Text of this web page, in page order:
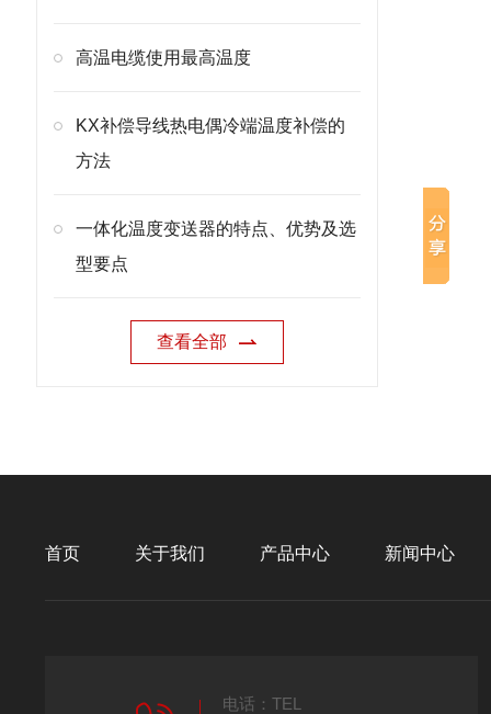
高温电缆使用最高温度
KX补偿导线热电偶冷端温度补偿的
方法
一体化温度变送器的特点、优势及选
型要点
查看全部
首页 关于我们 产品中心 新闻中心
电话：TEL